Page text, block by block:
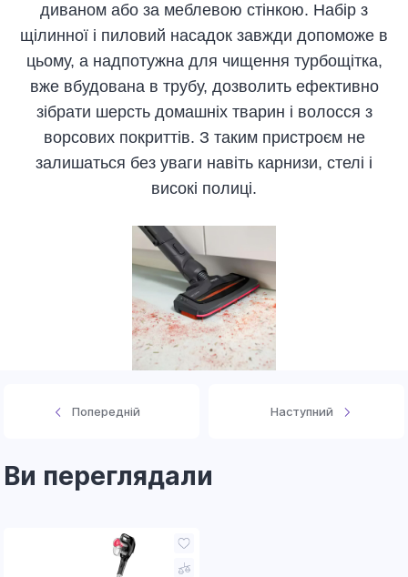
диваном або за меблевою стінкою. Набір з
щілинної і пиловий насадок завжди допоможе в
цьому, а надпотужна для чищення турбощітка,
вже вбудована в трубу, дозволить ефективно
зібрати шерсть домашніх тварин і волосся з
ворсових покриттів. З таким пристроєм не
залишаться без уваги навіть карнизи, стелі і
високі полиці.
Попередній Наступний
Ви переглядали